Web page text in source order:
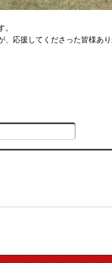
、応援してくださった皆様あり